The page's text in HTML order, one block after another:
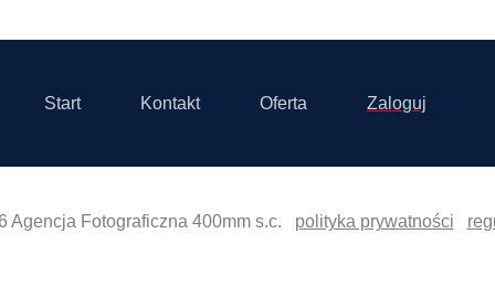
Start Kontakt Oferta Zaloguj
Agencja Fotograficzna 400mm s.c. polityka prywatności